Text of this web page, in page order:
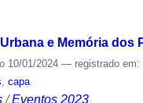
e Memória dos
10/01/2024— registrado em:
,capa
/Eventos 2023